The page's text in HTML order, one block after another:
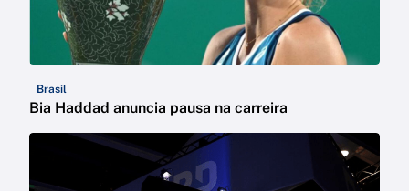
Brasil
Bia Haddad anuncia pausa na carreira